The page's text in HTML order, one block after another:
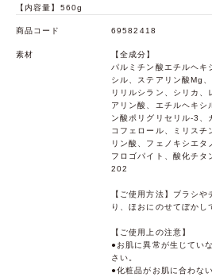
【内容量】560g
商品コード 69582418
素材
【全成分】
パルミチン酸エチルヘキ
シル、ステアリン酸Mg
リリルシラン、シリカ、
アリン酸、エチルヘキシ
ン酸ポリグリセリル-3、
コフェロール、ミリスチ
リン酸、フェノキシエタ
フロゴパイト、酸化チ
202
【ご使用方法】ブラシ
り、ほおにのせてぼかし
【ご使用上の注意】
●お肌に異常が生じてい
さい。
●化粧品がお肌に合わな